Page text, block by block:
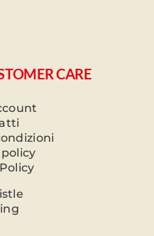
CARE